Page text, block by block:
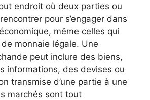
endroit où deux parties ou
pour s’engager dans
même celles qui
de monnaie légale. Une
peut inclure des biens,
informations, des devises ou
transmise d’une partie à une
marchés sont tout